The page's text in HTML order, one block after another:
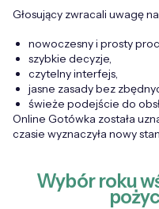
Głosujący zwracali uwagę
nowoczesny i prosty
szybkie decyzje,
czytelny interfejs,
jasne zasady bez
świeże podejście do
Online Gotówka została
czasie wyznaczyła nowy
Wybór roku